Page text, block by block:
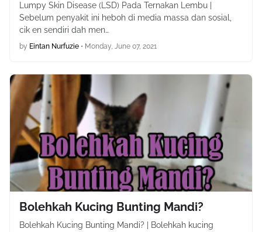
Lumpy Skin Disease (LSD) Pada Ternakan Lembu |
Sebelum penyakit ini heboh di media massa dan sosial,
cik en sendiri dah men…
by Eintan Nurfuzie • Monday, June 07, 2021
Bolehkah Kucing Bunting Mandi?
Bolehkah Kucing Bunting Mandi? | Bolehkah kucing